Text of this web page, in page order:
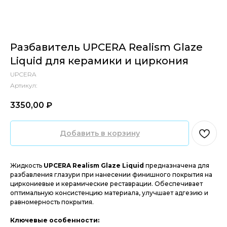
Разбавитель UPCERA Realism Glaze
Liquid для керамики и циркония
UPCERA
Артикул:
3350,00 ₽‎
Добавить в корзину
Жидкость UPCERA Realism Glaze Liquid предназначена для
разбавления глазури при нанесении финишного покрытия на
циркониевые и керамические реставрации. Обеспечивает
оптимальную консистенцию материала, улучшает адгезию и
равномерность покрытия.
Ключевые особенности: